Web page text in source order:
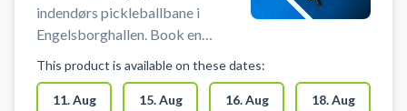
indendørs pickleballbane i
Engelsborghallen. Book en
Engelsborghallen Det er muligt at
låne bat og bolde på stedet. Du
This product is available on these dates:
11. Aug 15. Aug 16. Aug 18. Aug